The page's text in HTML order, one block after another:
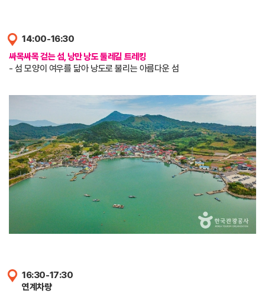
14:00-16:30
싸목싸목 걷는 섬, 낭만 낭도 둘레길 트레킹
- 섬 모양이 여우를 닮아 낭도로 불리는 아름다운 섬
16:30-17:30
연계차량